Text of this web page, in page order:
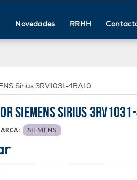
Novedades RRHH
Sirius 3RV1031-4BA10
SIEMENS SIRIUS
: SIEMENS